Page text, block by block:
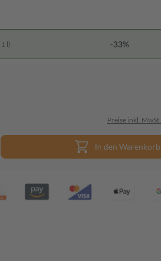
l) -33%
Preise inkl.
In den Warenkorb